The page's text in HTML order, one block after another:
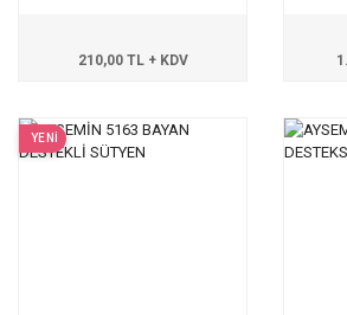
210,00 TL + KDV
YENİ